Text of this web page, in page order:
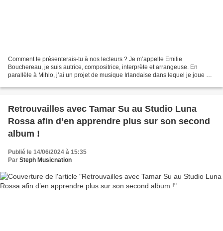
Comment te présenterais-tu à nos lecteurs ? Je m’appelle Emilie
Bouchereau, je suis autrice, compositrice, interprète et arrangeuse. En
parallèle à Mihlo, j’ai un projet de musique Irlandaise dans lequel je joue du
Retrouvailles avec Tamar Su au Studio Luna
Rossa afin d’en apprendre plus sur son second
album !
Publié le 14/06/2024 à 15:35
Par Steph Musicnation